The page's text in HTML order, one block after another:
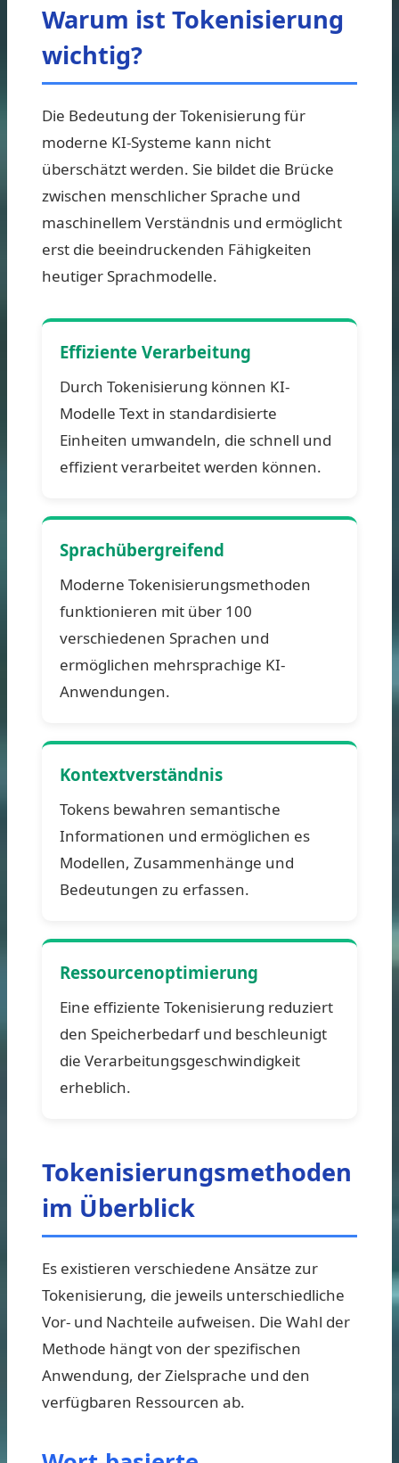
Warum ist Tokenisierung
wichtig?
Die Bedeutung der Tokenisierung für
moderne KI-Systeme kann nicht
überschätzt werden. Sie bildet die Brücke
zwischen menschlicher Sprache und
maschinellem Verständnis und ermöglicht
erst die beeindruckenden Fähigkeiten
heutiger Sprachmodelle.
Effiziente Verarbeitung
Durch Tokenisierung können KI-
Modelle Text in standardisierte
Einheiten umwandeln, die schnell und
effizient verarbeitet werden können.
Sprachübergreifend
Moderne Tokenisierungsmethoden
funktionieren mit über 100
verschiedenen Sprachen und
ermöglichen mehrsprachige KI-
Anwendungen.
Kontextverständnis
Tokens bewahren semantische
Informationen und ermöglichen es
Modellen, Zusammenhänge und
Bedeutungen zu erfassen.
Ressourcenoptimierung
Eine effiziente Tokenisierung reduziert
den Speicherbedarf und beschleunigt
die Verarbeitungsgeschwindigkeit
erheblich.
Tokenisierungsmethoden
im Überblick
Es existieren verschiedene Ansätze zur
Tokenisierung, die jeweils unterschiedliche
Vor- und Nachteile aufweisen. Die Wahl der
Methode hängt von der spezifischen
Anwendung, der Zielsprache und den
verfügbaren Ressourcen ab.